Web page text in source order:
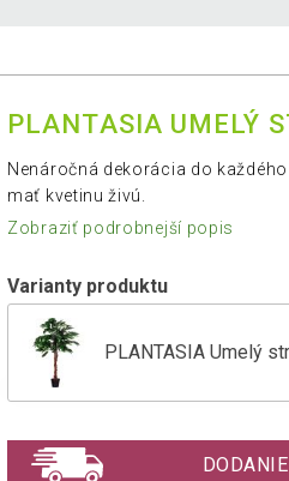
PLANTASIA UMELÝ
Nenáročná dekorácia do
mať kvetinu živú.
Zobraziť podrobnejší popis
Varianty produktu
PLANTASIA Umelý